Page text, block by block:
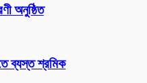
অনুষ্ঠিত
ব্যস্ত শ্রমিক